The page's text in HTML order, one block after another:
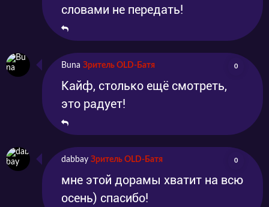
словами не передать!
Buna Зритель OLD-Батя 0
Кайф, столько ещё смотреть,
это радует!
dabbay Зритель OLD-Батя 0
мне этой дорамы хватит на всю
осень) спасибо!